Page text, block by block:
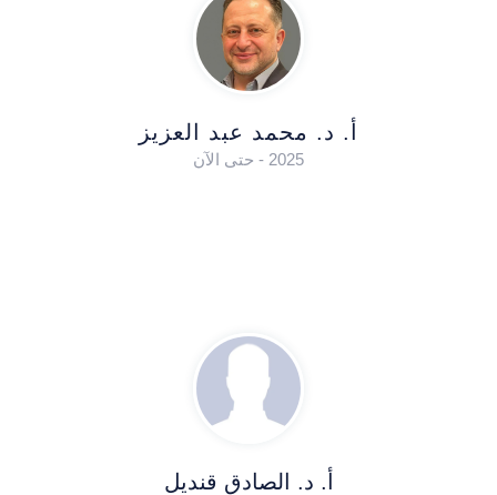
أ. د. محمد عبد العزيز
2025 - حتى الآن
أ. د. الصادق قنديل